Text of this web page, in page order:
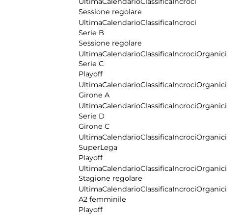
Sessione regolare
UltimaCalendarioClassificaIncroci
Serie B
Sessione regolare
UltimaCalendarioClassificaIncrociOrganici
Serie C
Playoff
UltimaCalendarioClassificaIncrociOrganici
Girone A
UltimaCalendarioClassificaIncrociOrganici
Serie D
Girone C
UltimaCalendarioClassificaIncrociOrganici
SuperLega
Playoff
UltimaCalendarioClassificaIncrociOrganici
Stagione regolare
UltimaCalendarioClassificaIncrociOrganici
A2 femminile
Playoff